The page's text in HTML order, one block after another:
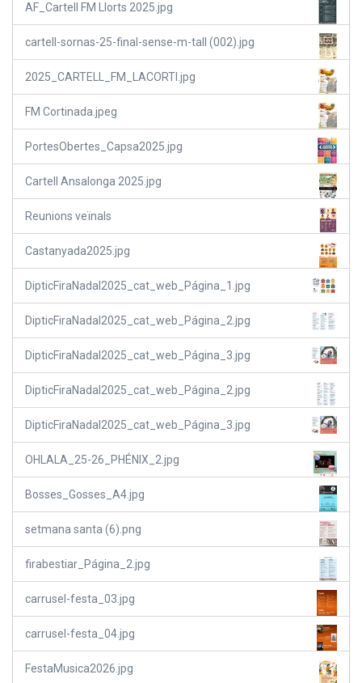
AF_Cartell FM Llorts 2025.jpg
cartell-sornas-25-final-sense-m-tall (002).jpg
2025_CARTELL_FM_LACORTI.jpg
FM Cortinada.jpeg
PortesObertes_Capsa2025.jpg
Cartell Ansalonga 2025.jpg
Reunions veïnals
Castanyada2025.jpg
DipticFiraNadal2025_cat_web_Página_1.jpg
DipticFiraNadal2025_cat_web_Página_2.jpg
DipticFiraNadal2025_cat_web_Página_3.jpg
DipticFiraNadal2025_cat_web_Página_2.jpg
DipticFiraNadal2025_cat_web_Página_3.jpg
OHLALA_25-26_PHÉNIX_2.jpg
Bosses_Gosses_A4.jpg
setmana santa (6).png
firabestiar_Página_2.jpg
carrusel-festa_03.jpg
carrusel-festa_04.jpg
FestaMusica2026.jpg